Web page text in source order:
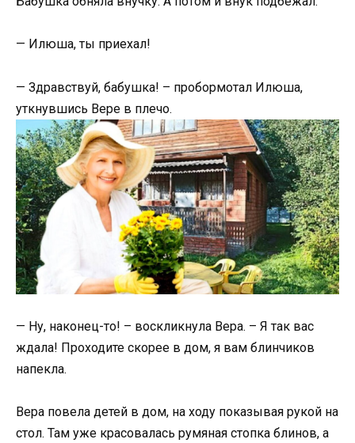
— Илюша, ты приехал!
— Здравствуй, бабушка! – пробормотал Илюша,
уткнувшись Вере в плечо.
— Ну, наконец-то! – воскликнула Вера. – Я так вас
ждала! Проходите скорее в дом, я вам блинчиков
напекла.
Вера повела детей в дом, на ходу показывая рукой на
стол. Там уже красовалась румяная стопка блинов, а